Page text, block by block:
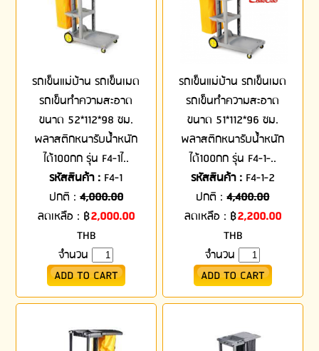
รถเข็นแม่บ้าน รถเข็นเมด
รถเข็นทำความสะอาด
ขนาด 52*112*98 ซม.
พลาสติกหนารับน้ำหนัก
ได้100กก รุ่น F4-1ไ..
รหัสสินค้า : F4-1
ปกติ : 4,000.00
ลดเหลือ : ฿2,000.00
THB
จำนวน
รถเข็นแม่บ้าน รถเข็นเมด
รถเข็นทำความสะอาด
ขนาด 51*112*96 ซม.
พลาสติกหนารับน้ำหนัก
ได้100กก รุ่น F4-1-..
รหัสสินค้า : F4-1-2
ปกติ :4,400.00
ลดเหลือ : ฿2,200.00
THB
จำนวน